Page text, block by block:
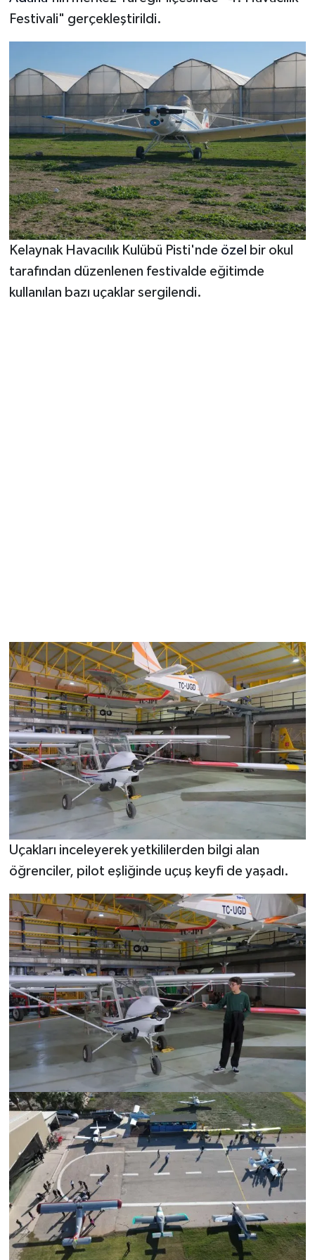
Festivali" gerçekleştirildi.
Kelaynak Havacılık Kulübü Pisti'nde özel bir okul
tarafından düzenlenen festivalde eğitimde
kullanılan bazı uçaklar sergilendi.
Uçakları inceleyerek yetkililerden bilgi alan
öğrenciler, pilot eşliğinde uçuş keyfi de yaşadı.
Resmi İlanlar